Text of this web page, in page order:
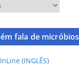
fala de micróbios
(INGLÊS)